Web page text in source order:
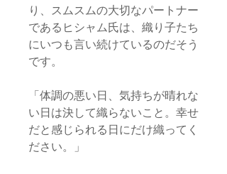
り、スムスムの大切なパートナー
であるヒシャム氏は、織り子たち
にいつも言い続けているのだそう
です。
「体調の悪い日、気持ちが晴れな
い日は決して織らないこと。幸せ
だと感じられる日にだけ織ってく
ださい。」